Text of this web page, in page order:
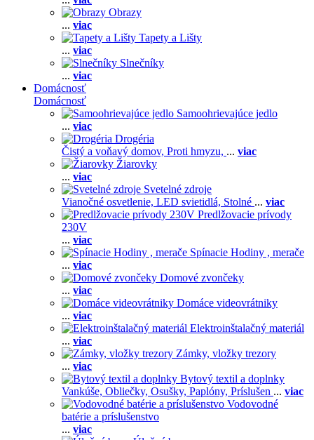
Obrazy
... viac
Tapety a Lišty
... viac
Slnečníky
... viac
Domácnosť
Domácnosť
Samoohrievajúce jedlo
... viac
Drogéria
Čistý a voňavý domov, Proti hmyzu, ... viac
Žiarovky
... viac
Svetelné zdroje
Vianočné osvetlenie, LED svietidlá, Stolné ... viac
Predlžovacie prívody
230V
... viac
Spínacie Hodiny , merače
... viac
Domové zvončeky
... viac
Domáce videovrátniky
... viac
Elektroinštalačný materiál
... viac
Zámky, vložky trezory
... viac
Bytový textil a doplnky
Vankúše, Obliečky, Osušky, Paplóny, Príslušen ... viac
Vodovodné
batérie a príslušenstvo
... viac